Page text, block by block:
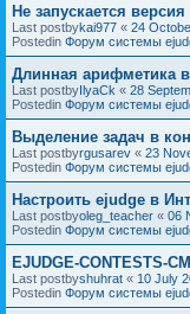
Не запускается
Last postbykai977 « 24
Postedin Форум системы
Длинная арифметика
Last postbyIlyaCk « 28
Postedin Форум системы
Выделение задач в
Last postbyrgusarev « 23
Postedin Форум системы
Настроить ejudge в
Last postbyoleg_teacher « 06
Postedin Форум системы
EJUDGE-CONTESTS-
Last postbyshuhrat « 10 July
Postedin Форум системы